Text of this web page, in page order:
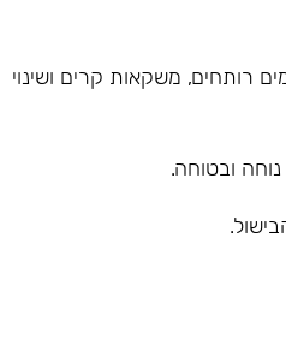
רותחים, משקאות קרים ושינוי